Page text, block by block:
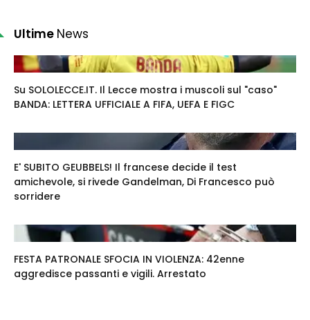
Ultime News
Su SOLOLECCE.IT. Il Lecce mostra i muscoli sul "caso"
BANDA: LETTERA UFFICIALE A FIFA, UEFA E FIGC
E' SUBITO GEUBBELS! Il francese decide il test
amichevole, si rivede Gandelman, Di Francesco può
sorridere
FESTA PATRONALE SFOCIA IN VIOLENZA: 42enne
aggredisce passanti e vigili. Arrestato